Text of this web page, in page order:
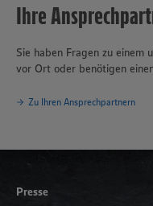
Ihre
Sie haben Fragen zu einem
vor Ort oder benötigen
Zu Ihren Ansprechpartnern
Presse